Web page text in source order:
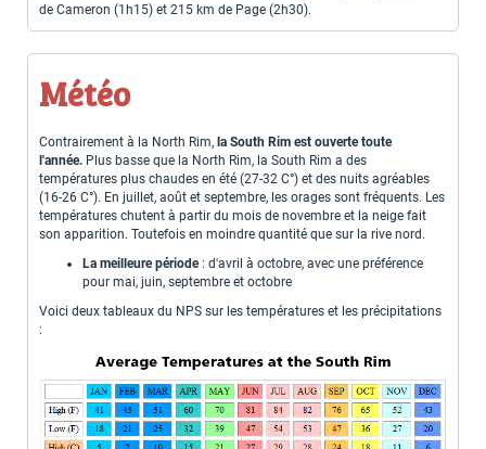
de Cameron (1h15) et 215 km de Page (2h30).
Météo
Contrairement à la North Rim, la South Rim est ouverte toute
l'année. Plus basse que la North Rim, la South Rim a des
températures plus chaudes en été (27-32 C°) et des nuits agréables
(16-26 C°). En juillet, août et septembre, les orages sont fréquents. Les
températures chutent à partir du mois de novembre et la neige fait
son apparition. Toutefois en moindre quantité que sur la rive nord.
La meilleure période: d'avril à octobre, avec une préférence
pour mai, juin, septembre et octobre
Voici deux tableaux du NPS sur les températures et les précipitations
: